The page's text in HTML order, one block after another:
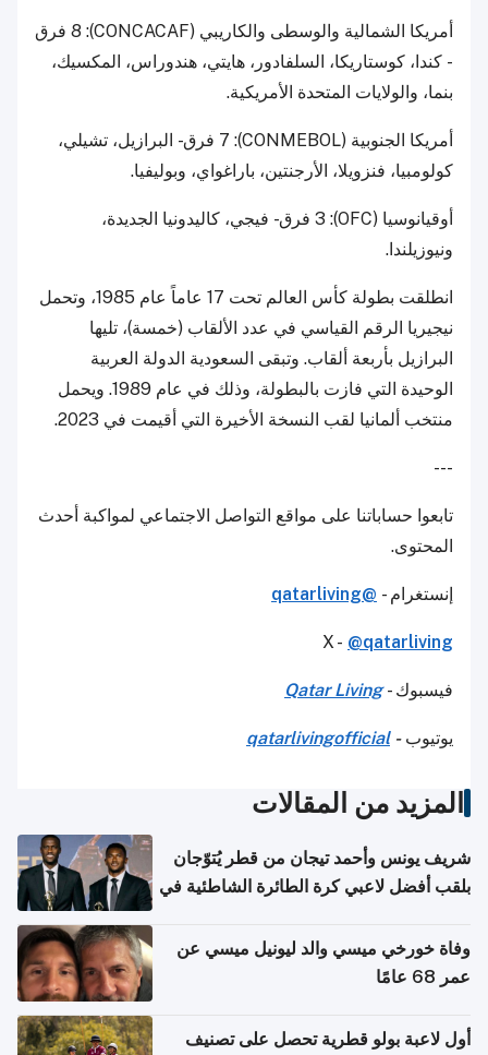
أمريكا الشمالية والوسطى والكاريبي (CONCACAF): 8 فرق
- كندا، كوستاريكا، السلفادور، هايتي، هندوراس، المكسيك،
بنما، والولايات المتحدة الأمريكية.
أمريكا الجنوبية (CONMEBOL): 7 فرق - البرازيل، تشيلي،
كولومبيا، فنزويلا، الأرجنتين، باراغواي، وبوليفيا.
أوقيانوسيا (OFC): 3 فرق - فيجي، كاليدونيا الجديدة،
ونيوزيلندا.
انطلقت بطولة كأس العالم تحت 17 عاماً عام 1985، وتحمل
نيجيريا الرقم القياسي في عدد الألقاب (خمسة)، تليها
البرازيل بأربعة ألقاب. وتبقى السعودية الدولة العربية
الوحيدة التي فازت بالبطولة، وذلك في عام 1989. ويحمل
منتخب ألمانيا لقب النسخة الأخيرة التي أقيمت في 2023.
---
تابعوا حساباتنا على مواقع التواصل الاجتماعي لمواكبة أحدث
المحتوى.
إنستغرام - @qatarliving
X - @qatarliving
فيسبوك -Qatar Living
يوتيوب-
qatarlivingofficial
المزيد من المقالات
شريف يونس وأحمد تيجان من قطر يُتوّجان
بلقب أفضل لاعبي كرة الطائرة الشاطئية في
وفاة خورخي ميسي والد ليونيل ميسي عن
عمر 68 عامًا
أول لاعبة بولو قطرية تحصل على تصنيف